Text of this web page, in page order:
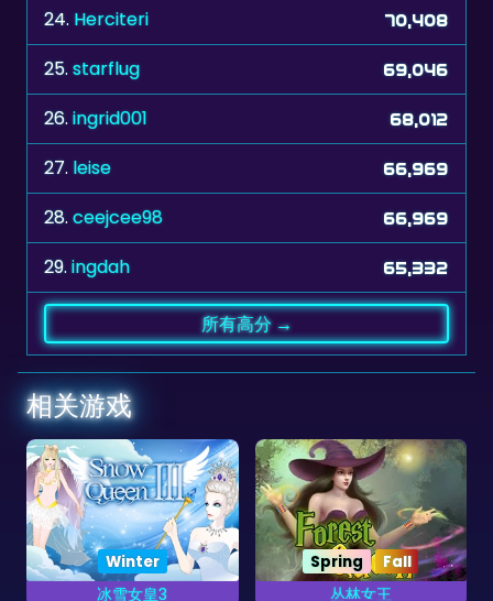
25. starflug 69,046
26. ingrid001 68,012
27. leise 66,969
28. ceejcee98 66,969
29. ingdah 65,332
相关游戏
丛林女王
Spring Fall
养大黑暗森林的魔宠。
冰雪女皇5
Winter
龙全被冰雪女皇冻住了，